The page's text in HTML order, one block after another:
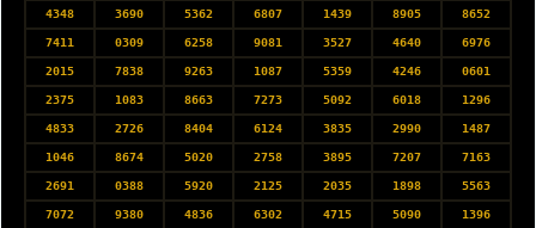
4348 3690 5362 6807 1439 8905 8652
7411 0309 6258 9081 3527 4640 6976
2015 7838 9263 1087 5359 4246 0601
2375 1083 8663 7273 5092 6018 1296
4833 2726 8404 6124 3835 2990 1487
1046 8674 5020 2758 3895 7207 7163
2691 0388 5920 2125 2035 1898 5563
7072 9380 4836 6302 4715 5090 1396